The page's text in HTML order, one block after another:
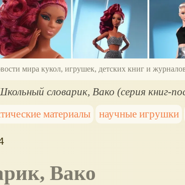
мира кукол, игрушек, детских книг и
словарик, Вако (серия книг-
материалы научные игрушки
Вако